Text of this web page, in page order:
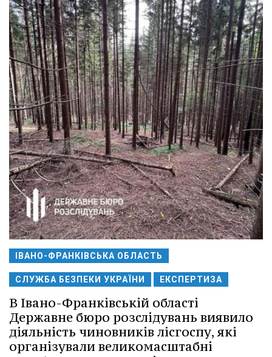
ІВАНО-ФРАНКІВСЬКА ОБЛАСТЬ
СЛУЖБА БЕЗПЕКИ УКРАЇНИ ЕКСПЕРТИЗА
В Івано-Франківській області
Державне бюро розслідувань виявило
діяльність чиновників лісгоспу, які
організували великомасштабні